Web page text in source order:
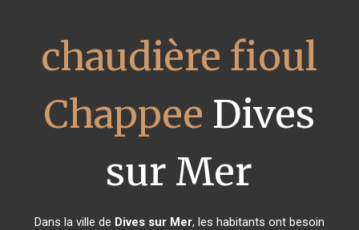
chaudière fioul
Chappee Dives
sur Mer
Dans la ville de Dives sur Mer, les habitants ont besoin